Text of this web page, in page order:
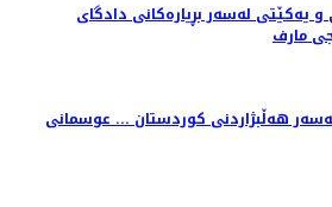
و یەکێتی لەسەر بڕیارەکانی دادگای
مارف
هەڵبژاردنی کوردستان ... عوسمانی